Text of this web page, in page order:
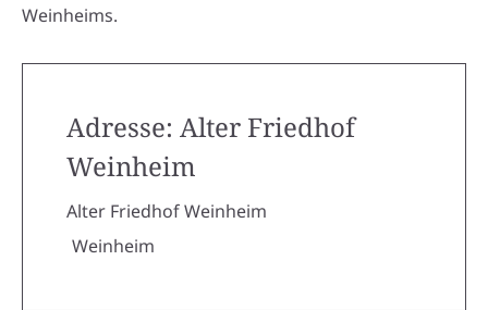
Weinheims.
Adresse: Alter Friedhof
Weinheim
Alter Friedhof Weinheim
Weinheim